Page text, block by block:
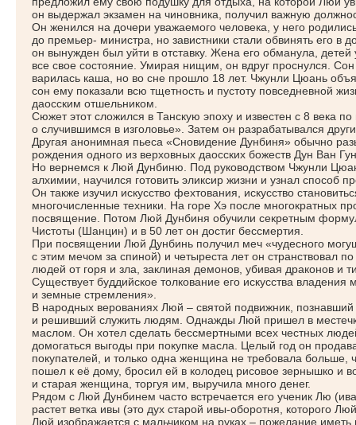
он выдержал экзамен на чиновника, получил важную
Он женился на дочери уважаемого человека, у него
до премьер- министра, но завистники стали обвинять его в
он вынужден был уйти в отставку. Жена его обманула,
все свое состояние. Умирая нищим, он вдруг проснулся. Сон
варилась каша, но во сне прошло 18 лет. Чжунли Цюань
сон ему показали всю тщетность и пустоту повседневной
даосским отшельником.
Сюжет этот сложился в Танскую эпоху и известен с 8 века
о случившимся в изголовье». Затем он разрабатывался
Другая анонимная пьеса «Сновидение Дунбиня» обычно
рождения одного из верховных даосских божеств Дун Ван
Но вернемся к Люй Дунбиню. Под руководством Чжунли
алхимии, научился готовить эликсир жизни и узнал способ
Он также изучил искусство фехтования, искусство
многочисленные техники. На горе Хэ после многократных
посвящение. Потом Люй Дунбиня обучили секретным
Чистоты (Шанцин) и в 50 лет он достиг бессмертия.
При посвящении Люй Дунбинь получил меч «чудесного
с этим мечом за спиной) и четыреста лет он странствовал
людей от горя и зла, заклиная демонов, убивая драконов и
Существует буддийское толкование его искусства владения
и земные стремления».
В народных верованиях Люй – святой подвижник,
и решивший служить людям. Однажды Люй пришел в
маслом. Он хотел сделать бессмертными всех честных
домогаться выгоды при покупке масла. Целый год он
покупателей, и только одна женщина не требовала больше,
пошел к её дому, бросил ей в колодец рисовое зернышко и
и старая женщина, торгуя им, выручила много денег.
Рядом с Люй Дунбинем часто встречается его ученик Лю (ива
растет ветка ивы (это дух старой ивы-оборотня, которого
Люй изображается с мальчиком на руках – пожелание иметь